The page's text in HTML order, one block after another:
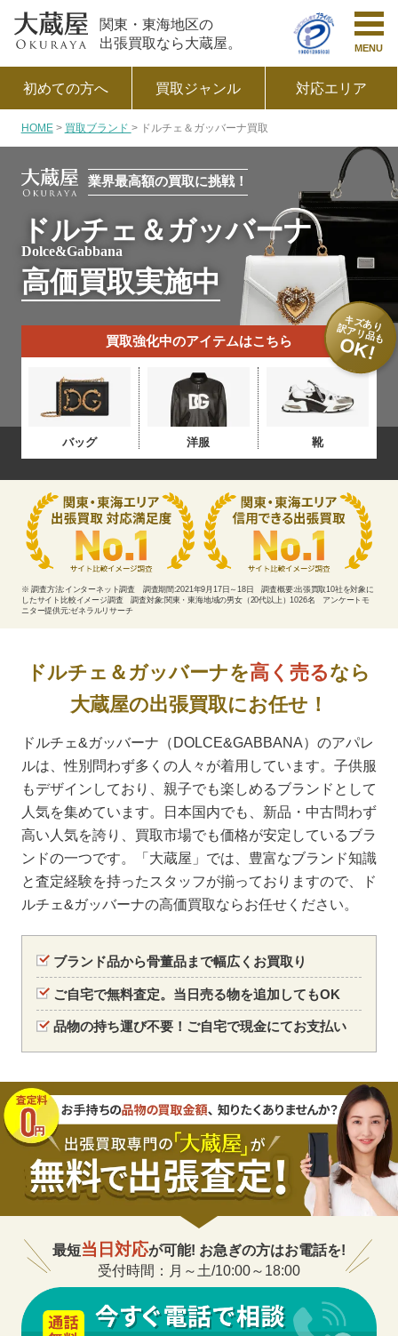
関東・東海地区の
出張買取なら大蔵屋。
MENU
初めての方へ 買取ジャンル 対応エリア
HOME 買取ブランド ドルチェ＆ガッバーナ買取
ドルチェ＆ガッバーナ
Dolce&Gabbana
高価買取実施中
業界最高額の買取に挑戦！
買取強化中のアイテムはこちら
バッグ 洋服 靴
キズあり
訳アリ品も
OK!
※ 調査方法:インターネット調査 調査期間:2021年9月17日～18日 調査概要:出張買取10社を対象に
したサイト比較イメージ調査 調査対象:関東・東海地域の男女（20代以上）1026名 アンケートモ
ニター提供元:ゼネラルリサーチ
ドルチェ＆ガッバーナを高く売るなら
大蔵屋の出張買取にお任せ！
ドルチェ&ガッバーナ（DOLCE&GABBANA）のアパレ
ルは、性別問わず多くの人々が着用しています。子供服
もデザインしており、親子でも楽しめるブランドとして
人気を集めています。日本国内でも、新品・中古問わず
高い人気を誇り、買取市場でも価格が安定しているブラ
ンドの一つです。「大蔵屋」では、豊富なブランド知識
と査定経験を持ったスタッフが揃っておりますので、ド
ルチェ&ガッバーナの高価買取ならお任せください。
ブランド品から骨董品まで幅広くお買取り
ご自宅で無料査定。当日売る物を追加してもOK
品物の持ち運び不要！ご自宅で現金にてお支払い
最短当日対応が可能! お急ぎの方はお電話を!
受付時間：月～土/10:00～18:00